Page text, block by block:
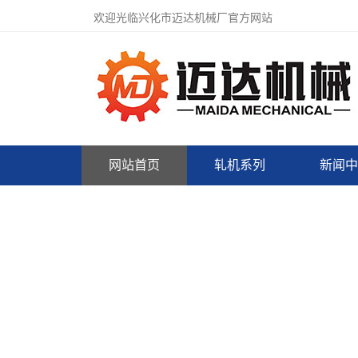
欢迎光临兴化市迈达机械厂官方网站
网站首页 轧机系列 新闻